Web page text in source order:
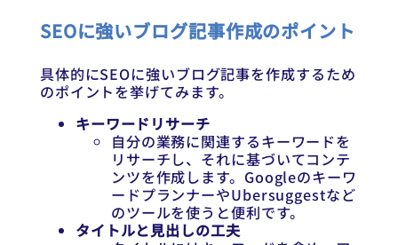
SEOに強いブログ記事作成のポイント
具体的にSEOに強いブログ記事を作成するため
のポイントを挙げてみます。
キーワードリサーチ
自分の業務に関連するキーワードを
リサーチし、それに基づいてコンテ
ンツを作成します。Googleのキーワ
ードプランナーやUbersuggestなど
のツールを使うと便利です。
タイトルと見出しの工夫